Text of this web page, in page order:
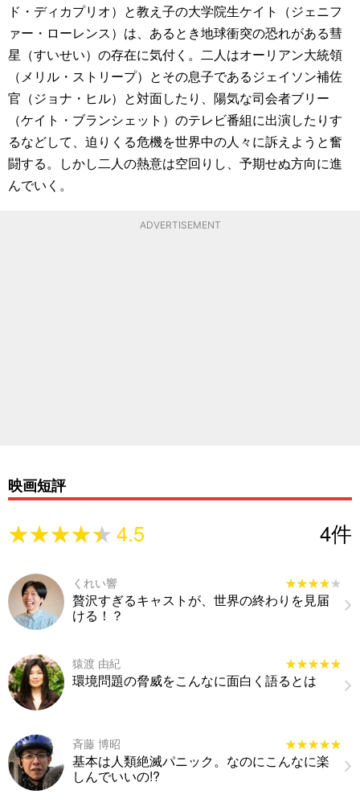
ド・ディカプリオ）と教え子の大学院生ケイト（ジェニフ
ァー・ローレンス）は、あるとき地球衝突の恐れがある彗
星（すいせい）の存在に気付く。二人はオーリアン大統領
（メリル・ストリープ）とその息子であるジェイソン補佐
官（ジョナ・ヒル）と対面したり、陽気な司会者ブリー
（ケイト・ブランシェット）のテレビ番組に出演したりす
るなどして、迫りくる危機を世界中の人々に訴えようと奮
闘する。しかし二人の熱意は空回りし、予期せぬ方向に進
んでいく。
ADVERTISEMENT
映画短評
★★★★★
★★★★★4.5 4件
くれい響 ★★★★★
★★★★★
贅沢すぎるキャストが、世界の終わりを見届
ける！？
猿渡 由紀 ★★★★★
★★★★★
環境問題の脅威をこんなに面白く語るとは
斉藤 博昭 ★★★★★
★★★★★
基本は人類絶滅パニック。なのにこんなに楽
しんでいいの!?